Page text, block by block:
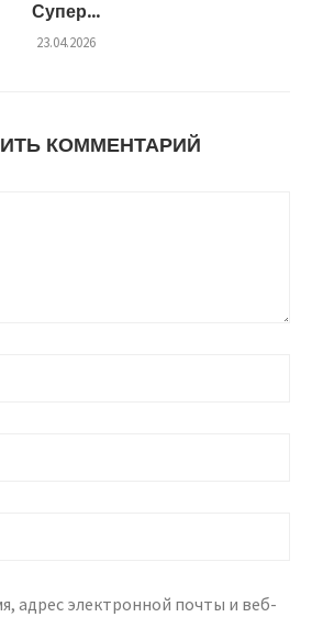
Супер...
23.04.2026
КОММЕНТАРИЙ
адрес электронной почты и веб-